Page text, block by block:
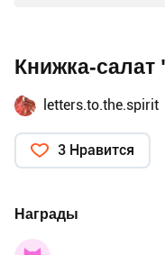
Книжка-салат
letters.to.the.spirit
3 Нравится
Награды